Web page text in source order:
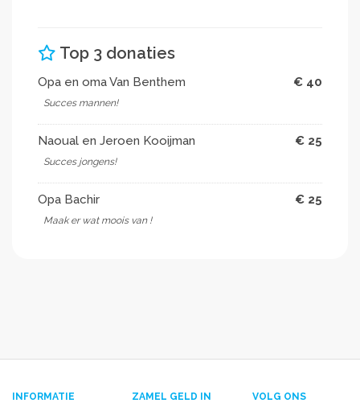
Top 3 donaties
Opa en oma Van Benthem € 40
Succes mannen!
Naoual en Jeroen Kooijman € 25
Succes jongens!
Opa Bachir € 25
Maak er wat moois van !
INFORMATIE
ZAMEL GELD IN
VOLG ONS